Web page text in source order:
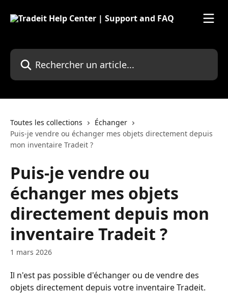
Rechercher un article...
Toutes les collections
Échanger
Puis-je vendre ou échanger mes objets directement depuis
mon inventaire Tradeit ?
Puis-je vendre ou
échanger mes objets
directement depuis mon
inventaire Tradeit ?
1 mars 2026
Il n'est pas possible d'échanger ou de vendre des
objets directement depuis votre inventaire Tradeit.